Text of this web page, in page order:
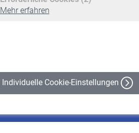
Mehr erfahren
Individuelle Cookie-Einstellungen
Staatliche Förderung